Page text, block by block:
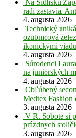
Na Sídlisku
radi zastavia.
4. augusta 2026
Technický
ozubnicová
ikonickými
4. augusta 2026
Súrodenci
na juniorských
4. augusta 2026
Obľúbený
Medtex Fashion
3. augusta 2026
V R. Sobote si
prázdnych
3. augusta 2026